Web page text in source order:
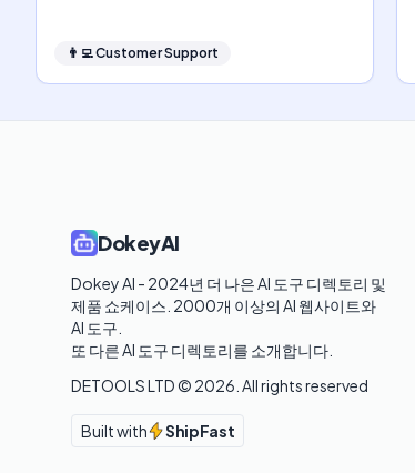
👨‍💻Customer Support
DokeyAI
Dokey AI - 2024년 더 나은 AI 도구 디렉토리 및
제품 쇼케이스. 2000개 이상의 AI 웹사이트와
AI 도구.
또 다른 AI 도구 디렉토리를 소개합니다.
DETOOLS LTD © 2026 . All rights reserved
Built with ShipFast